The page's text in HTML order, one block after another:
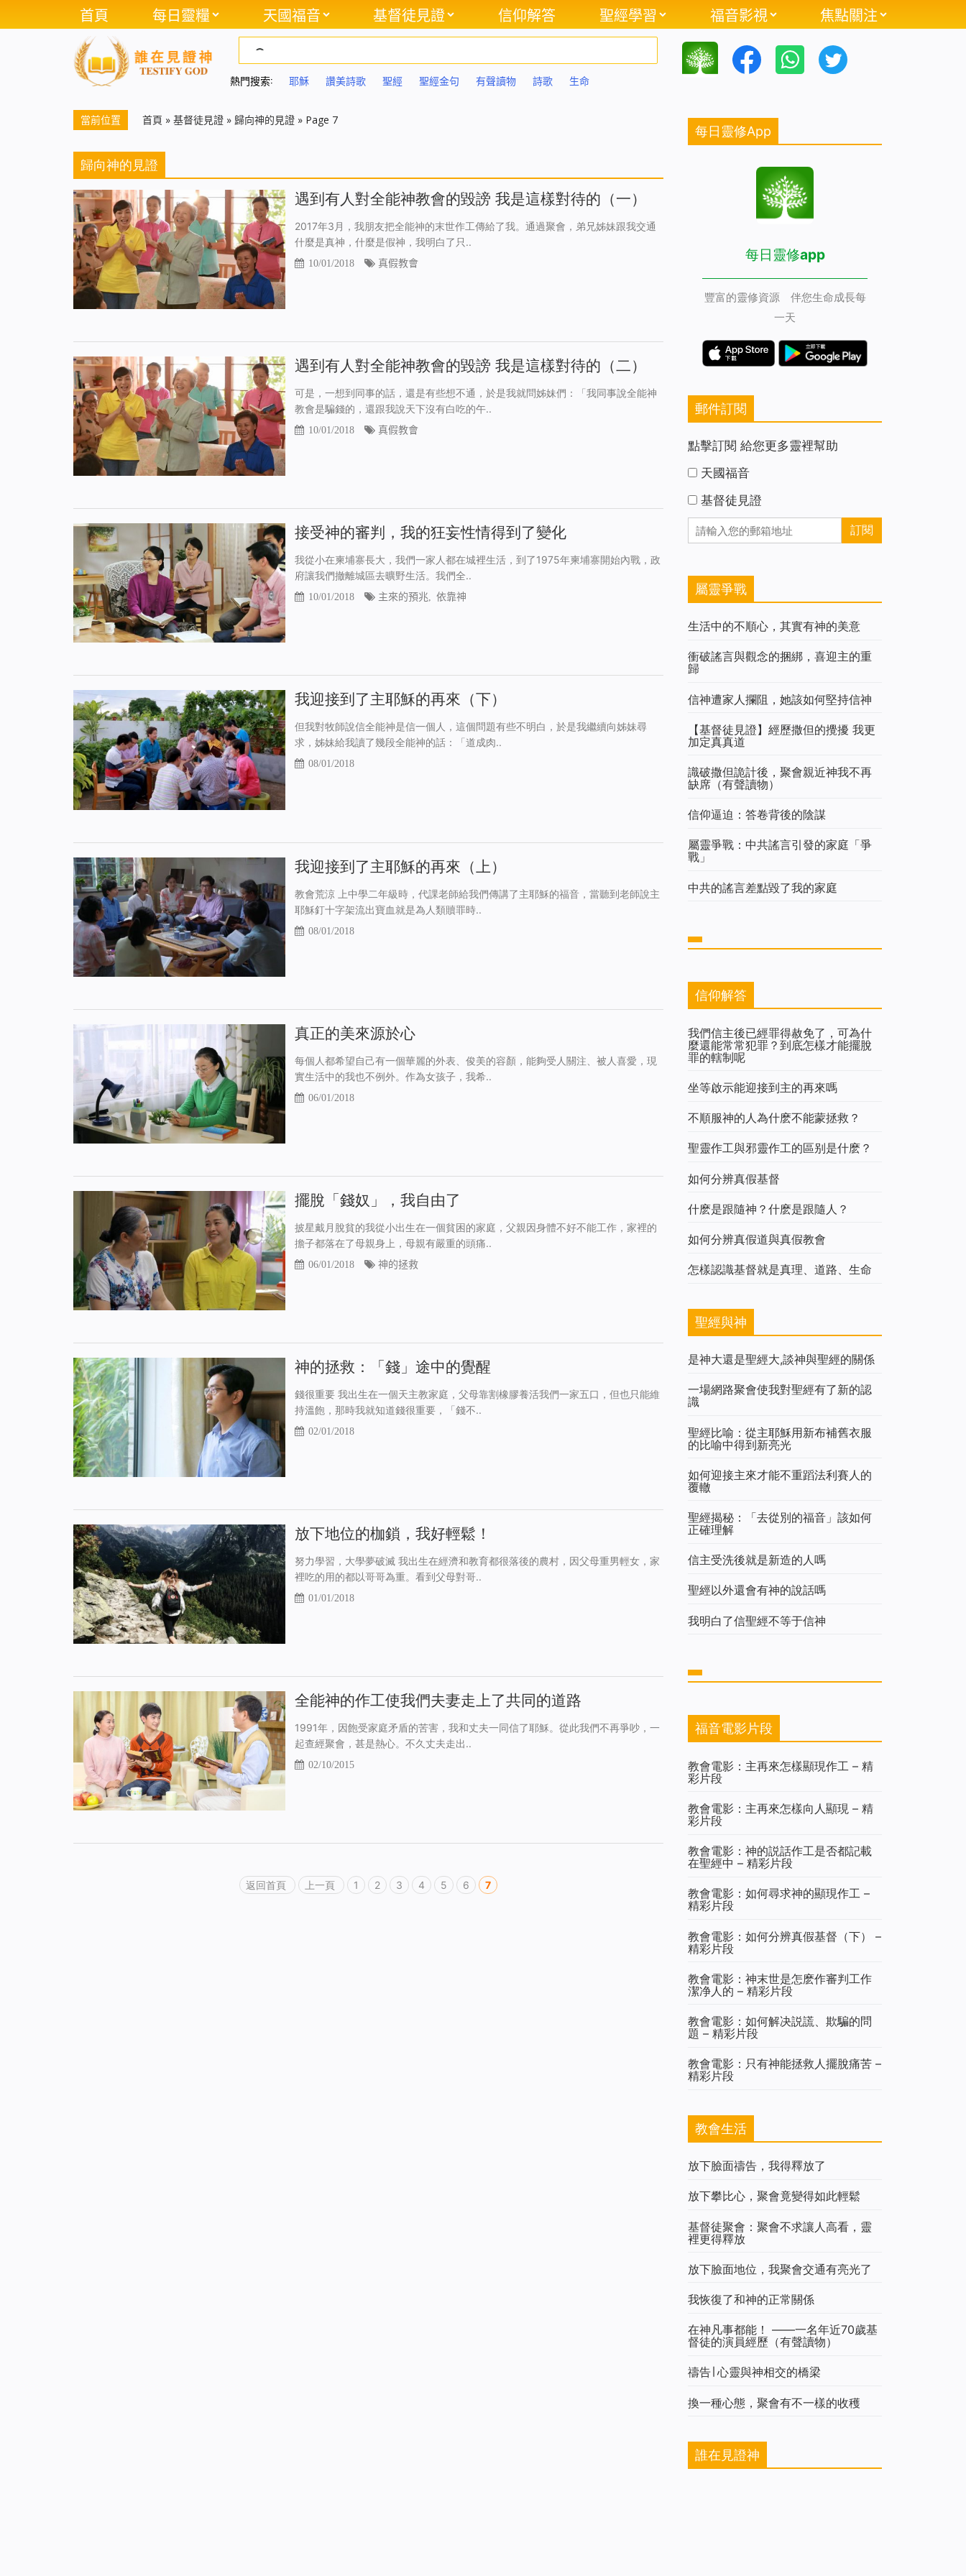
首頁 每日靈糧 天國福音 基督徒見證 信仰解答 聖經學習 福音影視 焦點關注
熱門搜索: 耶穌 讚美詩歌 聖經 聖經金句 有聲讀物 詩歌 生命
當前位置 首頁 » 基督徒見證 » 歸向神的見證 » Page 7
歸向神的見證
遇到有人對全能神教會的毀謗 我是這樣對待的（一）
2017年3月，我朋友把全能神的末世作工傳給了我。通過聚會，弟兄姊妹跟我交通
什麼是真神，什麼是假神，我明白了只..
10/01/2018 真假教會
遇到有人對全能神教會的毀謗 我是這樣對待的（二）
可是，一想到同事的話，還是有些想不通，於是我就問姊妹們：「我同事說全能神
教會是騙錢的，還跟我說天下沒有白吃的午..
10/01/2018 真假教會
接受神的審判，我的狂妄性情得到了變化
我從小在柬埔寨長大，我們一家人都在城裡生活，到了1975年柬埔寨開始內戰，政
府讓我們撤離城區去曠野生活。我們全..
10/01/2018 主來的預兆 依靠神
我迎接到了主耶穌的再來（下）
但我對牧師說信全能神是信一個人，這個問題有些不明白，於是我繼續向姊妹尋
求，姊妹給我讀了幾段全能神的話：「道成肉..
08/01/2018
我迎接到了主耶穌的再來（上）
教會荒涼 上中學二年級時，代課老師給我們傳講了主耶穌的福音，當聽到老師說主
耶穌釘十字架流出寶血就是為人類贖罪時..
08/01/2018
真正的美來源於心
每個人都希望自己有一個華麗的外表、俊美的容顏，能夠受人關注、被人喜愛，現
實生活中的我也不例外。作為女孩子，我希..
06/01/2018
擺脫「錢奴」，我自由了
披星戴月脫貧的我從小出生在一個貧困的家庭，父親因身體不好不能工作，家裡的
擔子都落在了母親身上，母親有嚴重的頭痛..
06/01/2018 神的拯救
神的拯救：「錢」途中的覺醒
錢很重要 我出生在一個天主教家庭，父母靠割橡膠養活我們一家五口，但也只能維
持溫飽，那時我就知道錢很重要，「錢不..
02/01/2018
放下地位的枷鎖，我好輕鬆！
努力學習，大學夢破滅 我出生在經濟和教育都很落後的農村，因父母重男輕女，家
裡吃的用的都以哥哥為重。看到父母對哥..
01/01/2018
全能神的作工使我們夫妻走上了共同的道路
1991年，因飽受家庭矛盾的苦害，我和丈夫一同信了耶穌。從此我們不再爭吵，一
起查經聚會，甚是熱心。不久丈夫走出..
02/10/2015
返回首頁 上一頁 1 2 3 4 5 6 7
每日靈修App
每日靈修app
豐富的靈修資源 伴您生命成長每
一天
郵件訂閱
點擊訂閱 給您更多靈裡幫助
天國福音
基督徒見證
屬靈爭戰
生活中的不順心，其實有神的美意
衝破謠言與觀念的捆綁，喜迎主的重
歸
信神遭家人攔阻，她該如何堅持信神
【基督徒見證】經歷撒但的攪擾 我更
加定真真道
識破撒但詭計後，聚會親近神我不再
缺席（有聲讀物）
信仰逼迫：答卷背後的陰謀
屬靈爭戰：中共謠言引發的家庭「爭
戰」
中共的謠言差點毀了我的家庭
信仰解答
我們信主後已經罪得赦免了，可為什
麼還能常常犯罪？到底怎樣才能擺脫
罪的轄制呢
坐等啟示能迎接到主的再來嗎
不順服神的人為什麽不能蒙拯救？
聖靈作工與邪靈作工的區别是什麽？
如何分辨真假基督
什麽是跟隨神？什麽是跟隨人？
如何分辨真假道與真假教會
怎樣認識基督就是真理、道路、生命
聖經與神
是神大還是聖經大,談神與聖經的關係
一場網路聚會使我對聖經有了新的認
識
聖經比喻：從主耶穌用新布補舊衣服
的比喻中得到新亮光
如何迎接主來才能不重蹈法利賽人的
覆轍
聖經揭秘：「去從別的福音」該如何
正確理解
信主受洗後就是新造的人嗎
聖經以外還會有神的說話嗎
我明白了信聖經不等于信神
福音電影片段
教會電影：主再來怎樣顯現作工 – 精
彩片段
教會電影：主再來怎樣向人顯現 – 精
彩片段
教會電影：神的説話作工是否都記載
在聖經中 – 精彩片段
教會電影：如何尋求神的顯現作工 –
精彩片段
教會電影：如何分辨真假基督（下） –
精彩片段
教會電影：神末世是怎麽作審判工作
潔净人的 – 精彩片段
教會電影：如何解决説謊、欺騙的問
題 – 精彩片段
教會電影：只有神能拯救人擺脫痛苦 –
精彩片段
教會生活
放下臉面禱告，我得釋放了
放下攀比心，聚會竟變得如此輕鬆
基督徒聚會：聚會不求讓人高看，靈
裡更得釋放
放下臉面地位，我聚會交通有亮光了
我恢復了和神的正常關係
在神凡事都能！ ——一名年近70歲基
督徒的演員經歷（有聲讀物）
禱告∣ 心靈與神相交的橋梁
換一種心態，聚會有不一樣的收穫
誰在見證神